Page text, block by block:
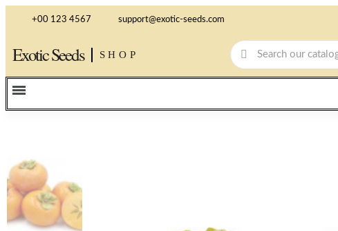
+00 123 4567 support@exotic-seeds.com
Exotic Seeds SHOP